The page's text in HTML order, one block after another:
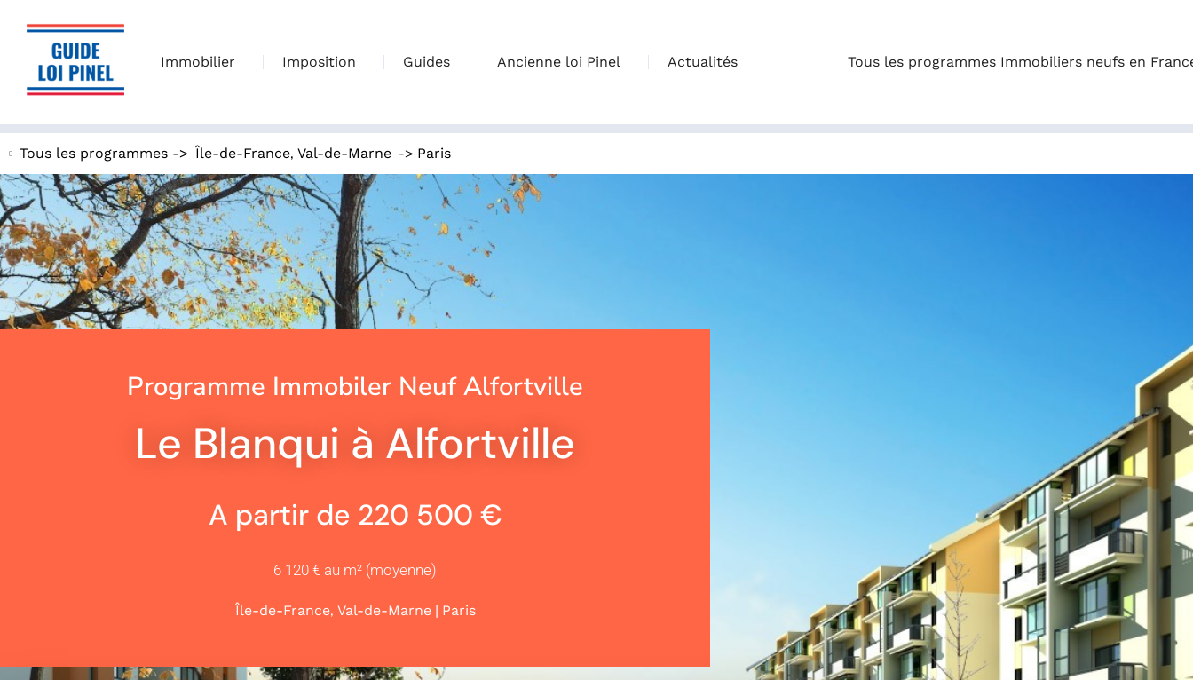
Immobilier Imposition Guides Ancienne loi Pinel Actualités Tous les programmes Immobiliers neufs en
Tous les programmes -> Île-de-France, Val-de-Marne -> Paris
Programme Immobiler Neuf Alfortville
Le Blanqui à Alfortville
A partir de 220 500 €
6 120 € au m² (moyenne)
Île-de-France, Val-de-Marne| Paris